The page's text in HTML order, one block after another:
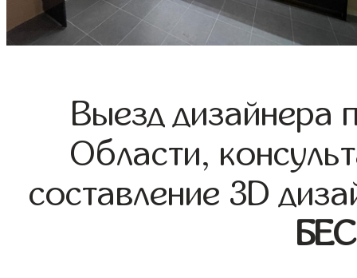
Выезд дизайнера
Области,
составление 3D